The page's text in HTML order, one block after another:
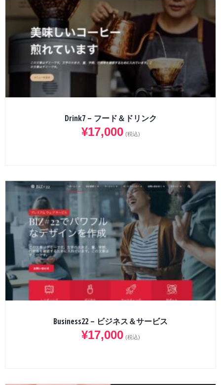
Drink7 – フード＆ドリンク
¥17,000 (税込)
Business22 – ビジネス＆サービス
¥17,000 (税込)